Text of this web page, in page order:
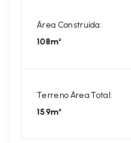
Área Construída:
108m²
Terreno Área Total:
159m²